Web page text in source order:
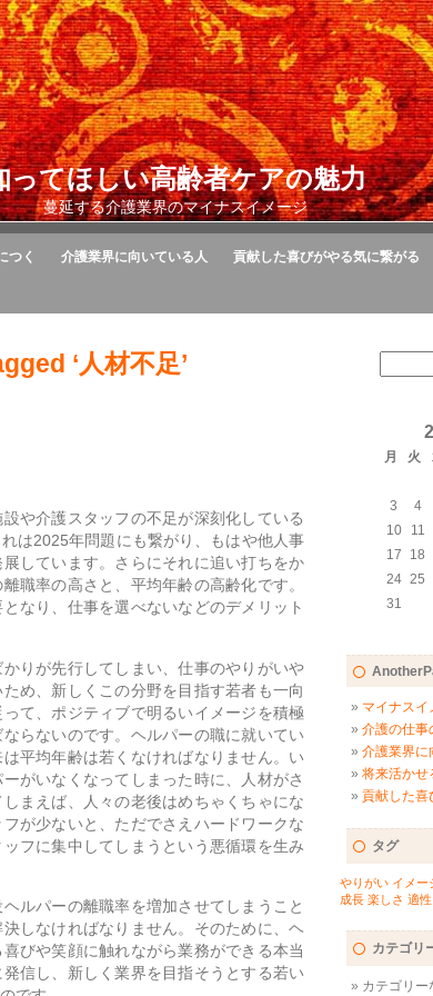
ってほしい高齢者ケアの魅力
蔓延する介護業界のマイナスイメージ
つく 介護業界に向いている人 貢献した喜びがやる気に繋がる
‘人材不足’
や介護スタッフの不足が深刻化している
は2025年問題にも繋がり、もはや他人事
しています。さらにそれに追い打ちをか
職率の高さと、平均年齢の高齢化です。
なり、仕事を選べないなどのデメリット
りが先行してしまい、仕事のやりがいや
め、新しくこの分野を目指す若者も一向
て、ポジティブで明るいイメージを積極
らないのです。ヘルパーの職に就いてい
平均年齢は若くなければなりません。い
がいなくなってしまった時に、人材がさ
まえば、人々の老後はめちゃくちゃにな
が少ないと、ただでさえハードワークな
フに集中してしまうという悪循環を生み
ルパーの離職率を増加させてしまうこと
しなければなりません。そのために、ヘ
びや笑顔に触れながら業務ができる本当
信し、新しく業界を目指そうとする若い
月 火
3
4
10
11
17
18
24 25
31
マイナスイ
介護の仕事
介護業界に
将来活かせ
貢献した喜
タグ
やりがい イメー
成長 楽しさ 適性
カテゴリ
カテゴリー